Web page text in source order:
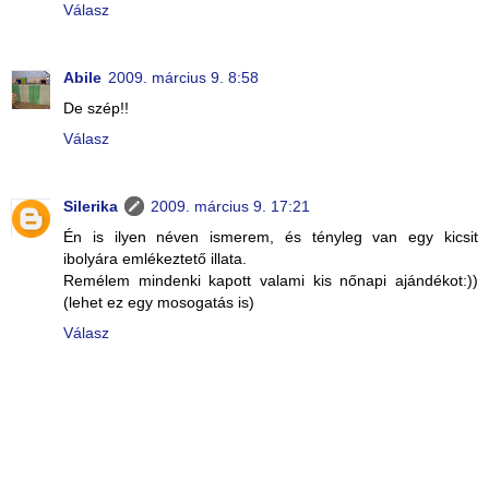
Válasz
Abile 2009. március 9. 8:58
De szép!!
Válasz
Silerika
2009. március 9. 17:21
Én is ilyen néven ismerem, és tényleg van egy kicsit
ibolyára emlékeztető illata.
Remélem mindenki kapott valami kis nőnapi ajándékot:))
(lehet ez egy mosogatás is)
Válasz